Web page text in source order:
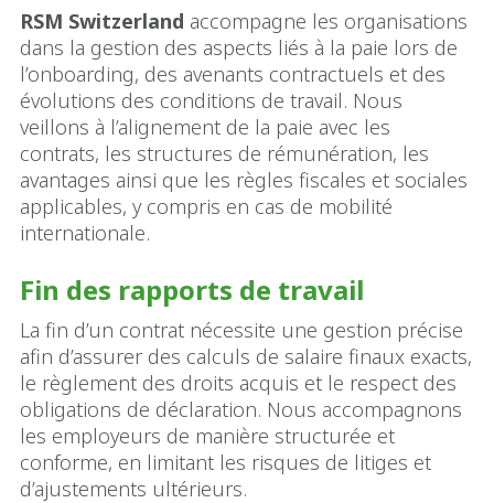
RSM Switzerland accompagne les organisations
dans la gestion des aspects liés à la paie lors de
l’onboarding, des avenants contractuels et des
évolutions des conditions de travail. Nous
veillons à l’alignement de la paie avec les
contrats, les structures de rémunération, les
avantages ainsi que les règles fiscales et sociales
applicables, y compris en cas de mobilité
internationale.
Fin des rapports de travail
La fin d’un contrat nécessite une gestion précise
afin d’assurer des calculs de salaire finaux exacts,
le règlement des droits acquis et le respect des
obligations de déclaration. Nous accompagnons
les employeurs de manière structurée et
conforme, en limitant les risques de litiges et
d’ajustements ultérieurs.